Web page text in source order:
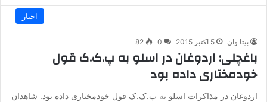
اخبار
بیتا وان 5 اکتبر 2015 0
82
باغچلی: اردوغان در اسلو به پ.ک.ک قول
خودمختاری داده بود
اردوغان در مذاکرات اسلو به پ.ک.ک قول خودمختاری داده بود. شاهدان